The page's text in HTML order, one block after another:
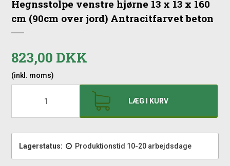
Hegnsstolpe venstre hjørne 13 x 13 x 160
cm (90cm over jord) Antracitfarvet beton
823,00 DKK
(inkl. moms)
LÆG I KURV
Lagerstatus: Produktionstid 10-20 arbejdsdage